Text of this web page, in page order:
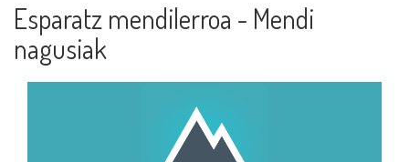
Esparatz mendilerroa - Mendi
nagusiak